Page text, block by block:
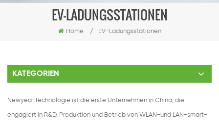
EV-LADUNGSSTATIONEN
Home / EV-Ladungsstationen
KATEGORIEN
Newyea-Technologie ist die erste Unternehmen in China, die
engagiert in R&D, Produktion und Betrieb von WLAN-und LAN-smart-